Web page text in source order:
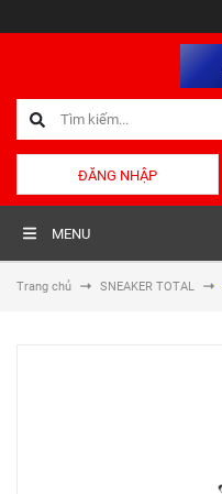
ĐĂNG NHẬP
MENU
Trang chủ SNEAKER TOTAL